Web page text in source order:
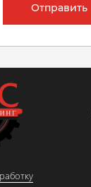
Отправить